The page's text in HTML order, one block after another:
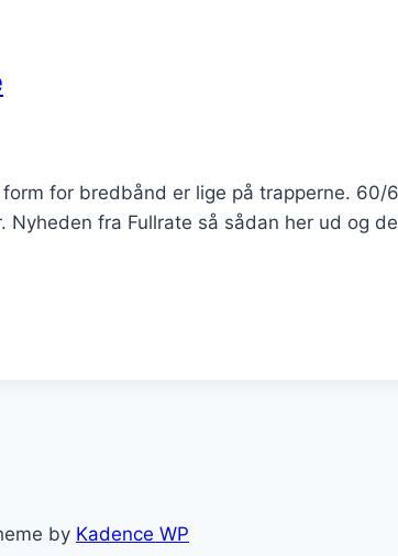
for bredbånd er lige på trapperne. 60/
fra Fullrate så sådan her ud og
by Kadence WP